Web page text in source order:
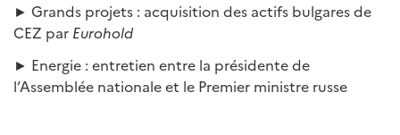
► Grands projets : acquisition des actifs bulgares de
CEZ par Eurohold
► Energie : entretien entre la présidente de
l’Assemblée nationale et le Premier ministre russe